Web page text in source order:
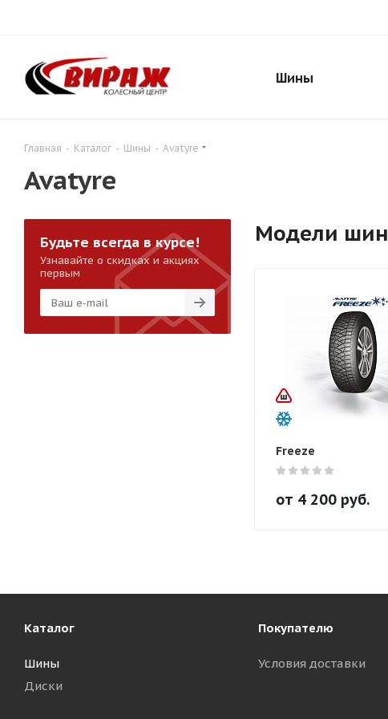
Шины
Главная - Каталог - Шины - Avatyre
Avatyre
Модели шин
Freeze
от 4 200 руб.
Будьте всегда в курсе!
Узнавайте о скидках и акциях
первым
Каталог
Шины
Диски
Покупателю
Условия доставки